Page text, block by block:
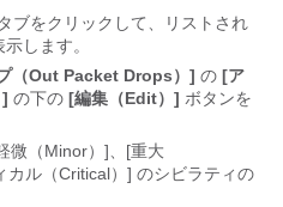
ブをクリックして、リストされ
します。
（Out Packet Drops）] の [ア
の下の [編集（Edit）] ボタンを
微（Minor）]、[重大
カル（Critical）] のシビラティの